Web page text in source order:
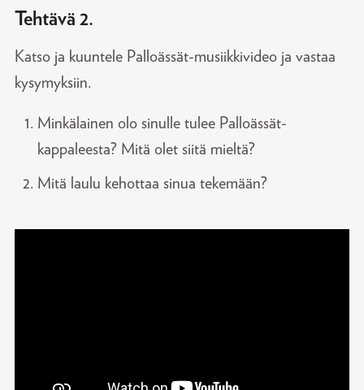
Tehtävä 2.
Katso ja kuuntele Palloässät-musiikkivideo ja vastaa
kysymyksiin.
Minkälainen olo sinulle tulee Palloässät-
kappaleesta? Mitä olet siitä mieltä?
Mitä laulu kehottaa sinua tekemään?